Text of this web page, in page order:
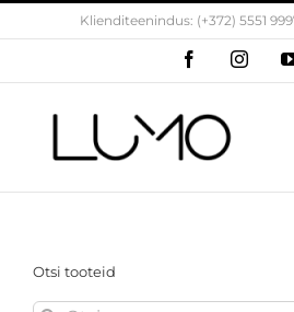
Skip
Klienditeenindus: (+372) 5551
Facebook
Otsi tooteid